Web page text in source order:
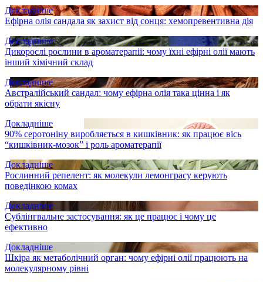
Докладніше
Ефірна олія сандала як захист від сонця: хемопревентивна дія
Докладніше
Дикорослі рослини в ароматерапії: чому їхні ефірні олії мають
інший хімічний склад
Докладніше
Австралійський сандал: чому ефірна олія така цінна і як
обрати якісну
Докладніше
90% серотоніну виробляється в кишківник: як працює вісь
“кишківник-мозок” і роль ароматерапії
Докладніше
Рослинний репелент: як молекули лемонграсу керують
поведінкою комах
Докладніше
Сублінгвальне застосування: як це працює і чому це
ефективно
Докладніше
Шкіра як метаболічний орган: чому ефірні олії працюють на
молекулярному рівні